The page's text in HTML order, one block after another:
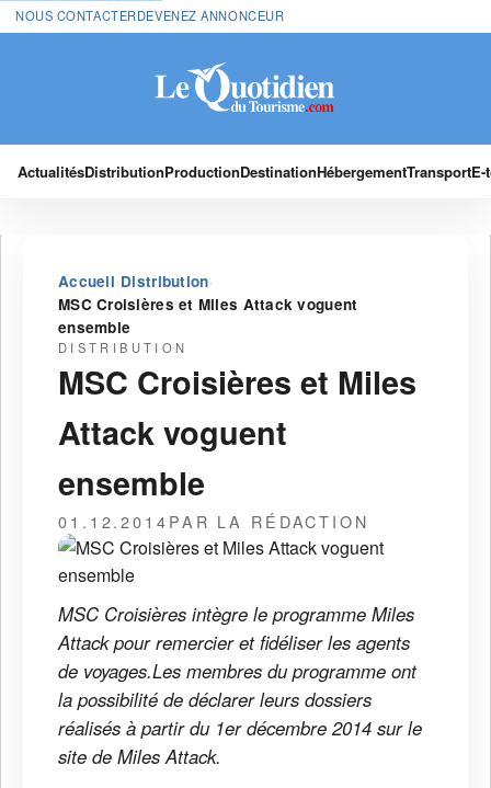
NOUS CONTACTERDEVENEZ ANNONCEUR
ActualitésDistributionProductionDestinationHébergementTransport
Accueil›Distribution›
MSC Croisières et Miles Attack voguent
ensemble
DISTRIBUTION
MSC Croisières et Miles
Attack voguent
ensemble
01.12.2014PAR LA RÉDACTION
MSC Croisières intègre le programme Miles
Attack pour remercier et fidéliser les agents
de voyages.Les membres du programme ont
la possibilité de déclarer leurs dossiers
réalisés à partir du 1er décembre 2014 sur le
site de Miles Attack.